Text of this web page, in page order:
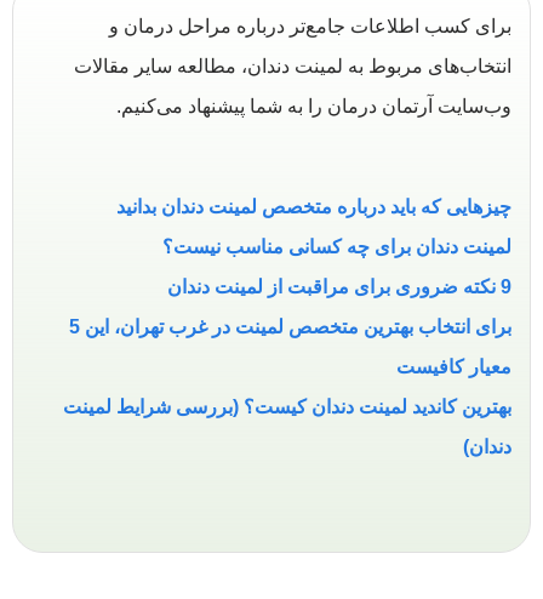
برای کسب اطلاعات جامع‌تر درباره مراحل درمان و
انتخاب‌های مربوط به لمینت دندان، مطالعه سایر مقالات
وب‌سایت آرتمان درمان را به شما پیشنهاد می‌کنیم.
چیزهایی که باید درباره متخصص لمینت دندان بدانید
لمینت دندان برای چه کسانی مناسب نیست؟
9 نکته ضروری برای مراقبت از لمینت دندان
برای انتخاب بهترین متخصص لمینت در غرب تهران، این 5
معیار کافیست
بهترین کاندید لمینت دندان کیست؟ (بررسی شرایط لمینت
دندان)